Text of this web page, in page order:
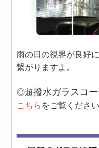
雨の日の視界が良好
繋がりますよ。
◎超撥水ガラスコ
こちら をご覧ください